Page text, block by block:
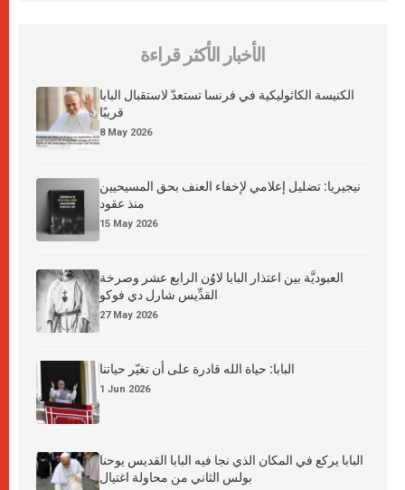
الأخبار الأكثر قراءة
الكنيسة الكاثوليكية في فرنسا تستعدّ لاستقبال البابا
قريبًا
8 May 2026
نيجيريا: تضليل إعلامي لإخفاء العنف بحق المسيحيين
منذ عقود
15 May 2026
العبوديَّة بين اعتذار البابا لاوُن الرابع عشر وصرخة
القدِّيس شارل دي فوكو
27 May 2026
البابا: حياة الله قادرة على أن تغيّر حياتنا
1 Jun 2026
البابا يركع في المكان الذي نجا فيه البابا القديس يوحنا
بولس الثاني من محاولة اغتيال